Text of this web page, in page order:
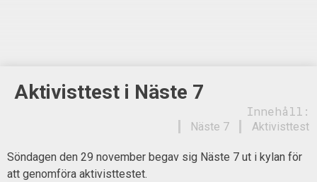
Aktivisttest i Näste 7
Innehåll:
Aktivisttest
Näste 7
Söndagen den 29 november begav sig Näste 7 ut i kylan för
att genomföra aktivisttestet.